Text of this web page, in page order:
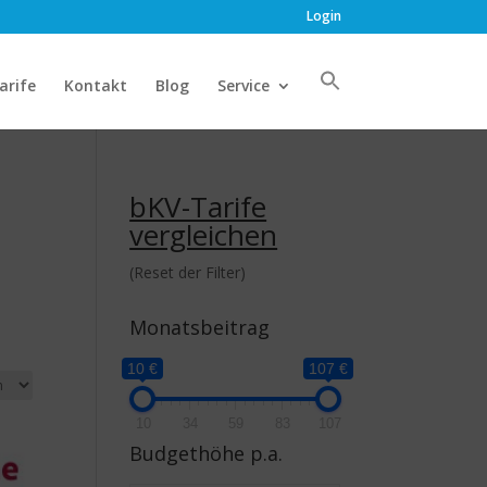
Login
Kontakt Blog Service
bKV-Tarife
vergleichen
(Reset der Filter)
Monatsbeitrag
10 € 107 €
Budgethöhe p.a.